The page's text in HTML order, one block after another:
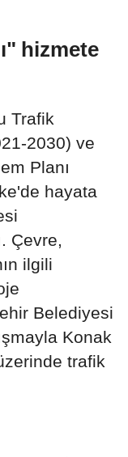
hizmete
Trafik
2030) ve
Planı
hayata
Çevre,
ilgili
Belediyesi
Konak
trafik